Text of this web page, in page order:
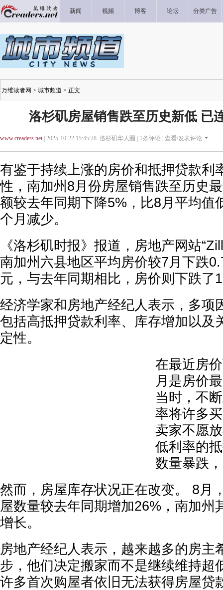
新闻 视频 博客 论坛 分类广告
万维读者网 > 城市频道 > 正文
洛杉矶房屋销售跌至历史新低 已
www.creaders.net| 2025-10-22 15:45:28 洛杉矶华人圈 | 1条评论 | 查看/发表评论
有鉴于持续上涨的房价和抵押贷款利
性，南加州8月份房屋销售跌至历史
额较去年同期下降5%，比8月平均值
个月减少。
《洛杉矶时报》报道，房地产网站
南加州六县地区平均房价较7月下跌
元，与去年同期相比，房价则下跌了
经济学家和房地产经纪人表示，多项
包括高抵押贷款利率、库存增加以及
定性。
在最近房
月是房价
当时，不
率将许多
卖家不愿
低利率的
数量暴跌
然而，房屋库存状况正在改变。 8月
屋数量较去年同期增加26%，南加州
增长。
房地产经纪人表示，越来越多的房主
步，他们决定搬家而不是继续维持超
许多首次购屋者依旧无法获得房屋贷